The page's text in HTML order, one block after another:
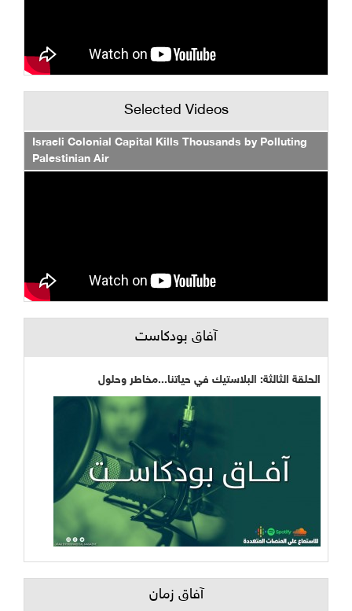
Selected Videos
Israeli Colonial Capital Kills Thousands by Polluting
Palestinian Air
آفاق بودكاست
الحلقة الثالثة: البلاستيك في حياتنا...مخاطر وحلول
آفاق زمان